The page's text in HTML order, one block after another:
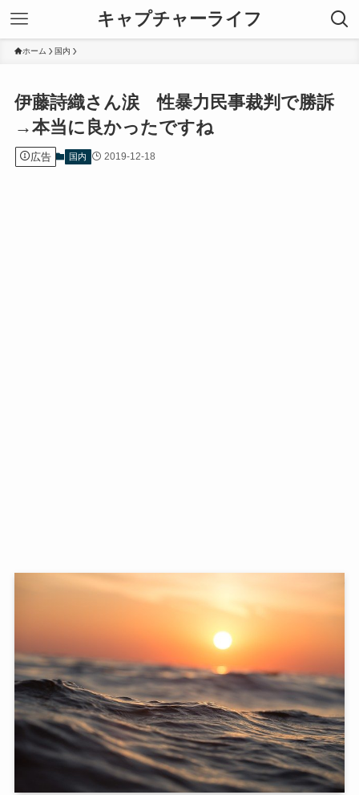
キャプチャーライフ
ホーム 国内
伊藤詩織さん涙 性暴力民事裁判で勝訴
→本当に良かったですね
広告 国内 2019-12-18